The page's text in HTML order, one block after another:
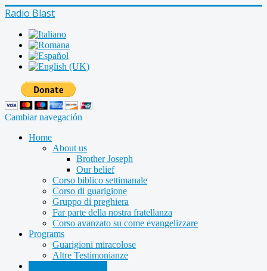
Radio Blast
Cambiar navegación
Home
About us
Brother Joseph
Our belief
Corso biblico settimanale
Corso di guarigione
Gruppo di preghiera
Far parte della nostra fratellanza
Corso avanzato su come evangelizzare
Programs
Guarigioni miracolose
Altre Testimonianze